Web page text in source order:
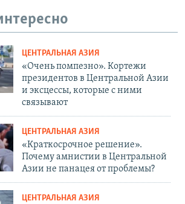
ЦЕНТРАЛЬНАЯ АЗИЯ
«Очень помпезно». Кортежи
президентов в Центральной Азии
и эксцессы, которые с ними
связывают
ЦЕНТРАЛЬНАЯ АЗИЯ
«Краткосрочное решение».
Почему амнистии в Центральной
Азии не панацея от проблемы?
ЦЕНТРАЛЬНАЯ АЗИЯ